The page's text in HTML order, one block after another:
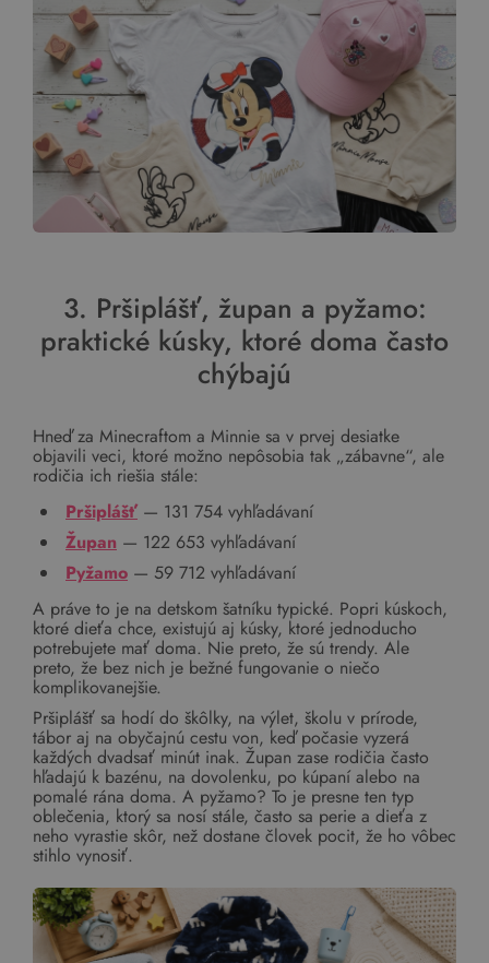
3. Pršiplášť, župan a pyžamo:
praktické kúsky, ktoré doma často
chýbajú
Hneď za Minecraftom a Minnie sa v prvej desiatke
objavili veci, ktoré možno nepôsobia tak „zábavne“, ale
rodičia ich riešia stále:
Pršiplášť — 131 754 vyhľadávaní
Župan — 122 653 vyhľadávaní
Pyžamo — 59 712 vyhľadávaní
A práve to je na detskom šatníku typické. Popri kúskoch,
ktoré dieťa chce, existujú aj kúsky, ktoré jednoducho
potrebujete mať doma. Nie preto, že sú trendy. Ale
preto, že bez nich je bežné fungovanie o niečo
komplikovanejšie.
Pršiplášť sa hodí do škôlky, na výlet, školu v prírode,
tábor aj na obyčajnú cestu von, keď počasie vyzerá
každých dvadsať minút inak. Župan zase rodičia často
hľadajú k bazénu, na dovolenku, po kúpaní alebo na
pomalé rána doma. A pyžamo? To je presne ten typ
oblečenia, ktorý sa nosí stále, často sa perie a dieťa z
neho vyrastie skôr, než dostane človek pocit, že ho vôbec
stihlo vynosiť.